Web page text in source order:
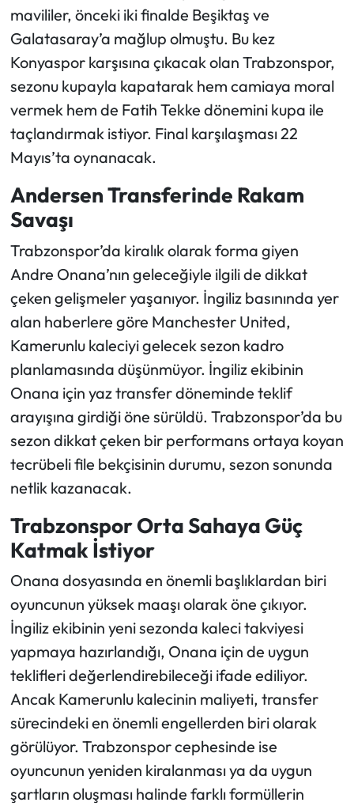
mavililer, önceki iki finalde Beşiktaş ve
Galatasaray’a mağlup olmuştu. Bu kez
Konyaspor karşısına çıkacak olan Trabzonspor,
sezonu kupayla kapatarak hem camiaya moral
vermek hem de Fatih Tekke dönemini kupa ile
taçlandırmak istiyor. Final karşılaşması 22
Mayıs’ta oynanacak.
Andersen Transferinde Rakam
Savaşı
Trabzonspor’da kiralık olarak forma giyen
Andre Onana’nın geleceğiyle ilgili de dikkat
çeken gelişmeler yaşanıyor. İngiliz basınında yer
alan haberlere göre Manchester United,
Kamerunlu kaleciyi gelecek sezon kadro
planlamasında düşünmüyor. İngiliz ekibinin
Onana için yaz transfer döneminde teklif
arayışına girdiği öne sürüldü. Trabzonspor’da bu
sezon dikkat çeken bir performans ortaya koyan
tecrübeli file bekçisinin durumu, sezon sonunda
netlik kazanacak.
Trabzonspor Orta Sahaya Güç
Katmak İstiyor
Onana dosyasında en önemli başlıklardan biri
oyuncunun yüksek maaşı olarak öne çıkıyor.
İngiliz ekibinin yeni sezonda kaleci takviyesi
yapmaya hazırlandığı, Onana için de uygun
teklifleri değerlendirebileceği ifade ediliyor.
Ancak Kamerunlu kalecinin maliyeti, transfer
sürecindeki en önemli engellerden biri olarak
görülüyor. Trabzonspor cephesinde ise
oyuncunun yeniden kiralanması ya da uygun
şartların oluşması halinde farklı formüllerin